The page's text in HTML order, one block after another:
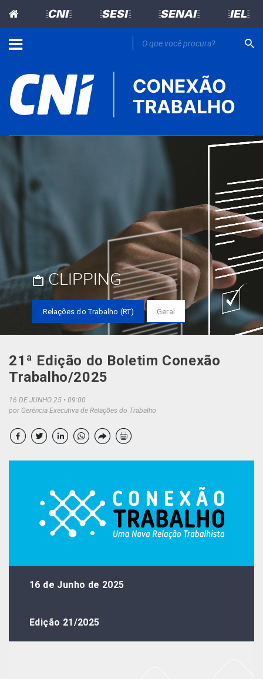
=CNI= =SESI= =SENAI= =IEL=
CLIPPING
Relações do Trabalho (RT) Geral
21ª Edição do Boletim Conexão
Trabalho/2025
16 DE JUNHO 25
09:00
por Gerência Executiva de Relações do Trabalho
16 de Junho de 2025
Edição 21/2025